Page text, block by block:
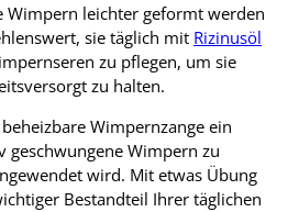
Wimpern leichter geformt werden
sie täglich mit Rizinusöl
zu pflegen, um sie
zu halten.
Wimpernzange ein
geschwungene Wimpern zu
wird. Mit etwas Übung
Bestandteil Ihrer täglichen